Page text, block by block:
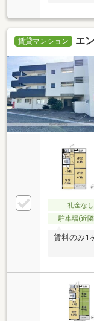
賃貸マンション エ
礼金なし
駐車場(近
賃料のみ1